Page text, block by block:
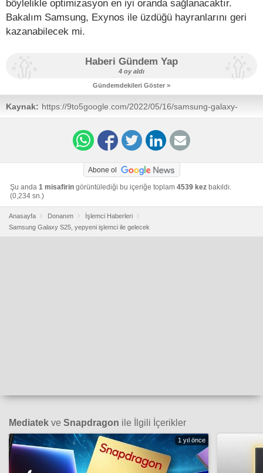
böylelikle optimizasyon en iyi oranda sağlanacaktır.
Bakalım Samsung, Exynos ile üzdüğü hayranlarını geri
kazanabilecek mi.
Haberi Gündem Yap
4 oy aldı
Gündemdekileri Göster >
Kaynak: https://9to5google.com/2022/05/16/samsung-galaxy-
chip-2025-rumor/
Abone ol
Şu anda 1 misafirin görüntülediği bu içeriğe toplam 4539 kez bakıldı.
(0,234 sn.)
Anasayfa Donanım
İşlemci Haberleri
Samsung Galaxy S25, yepyeni işlemci ile gelecek
Mediatek ve Snapdragon ile İlgili İçerikler
1 yıl önce